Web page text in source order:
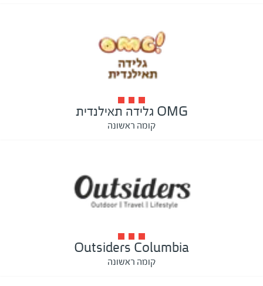
OMG גלידה תאילנדית
קומה ראשונה
Outsiders Columbia
קומה ראשונה